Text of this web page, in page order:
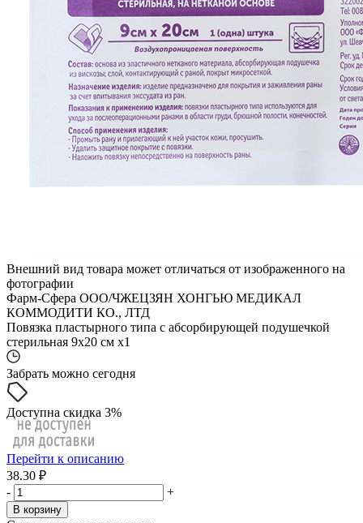
Внешний вид товара может отличаться от изображенного на
фотографии
Фарм-Сфера ООО/ЧЖЕЦЗЯН ХОНГЬЮ МЕДИКАЛ
КОММОДИТИ КО., ЛТД
Повязка пластырного типа с абсорбирующей подушечкой
стерильная 9х20 см x1
Забрать можно сегодня
Доступна скидка 3%
Перейти к описанию
38.30 ₽
-
+
В корзину